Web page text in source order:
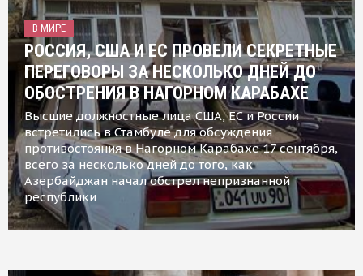
В МИРЕ
РОССИЯ, США И ЕС ПРОВЕЛИ СЕКРЕТНЫЕ
ПЕРЕГОВОРЫ ЗА НЕСКОЛЬКО ДНЕЙ ДО
ОБОСТРЕНИЯ В НАГОРНОМ КАРАБАХЕ
Высшие должностные лица США, ЕС и России
встретились в Стамбуле для обсуждения
противостояния в Нагорном Карабахе 17 сентября,
всего за несколько дней до того, как
Азербайджан начал обстрел непризнанной
республики